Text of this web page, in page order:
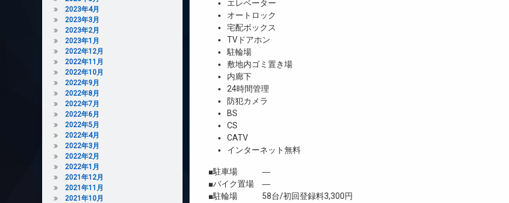
エレベーター
オートロック
宅配ボックス
TVドアホン
駐輪場
敷地内ゴミ置き場
内廊下
24時間管理
防犯カメラ
BS
CS
CATV
インターネット無料
■駐車場 ―
■バイク置場 ―
■駐輪場 58台/初回登録料3,300円
2023年4月
2023年3月
2023年2月
2023年1月
2022年12月
2022年11月
2022年10月
2022年9月
2022年8月
2022年7月
2022年6月
2022年5月
2022年4月
2022年3月
2022年2月
2022年1月
2021年12月
2021年11月
2021年10月